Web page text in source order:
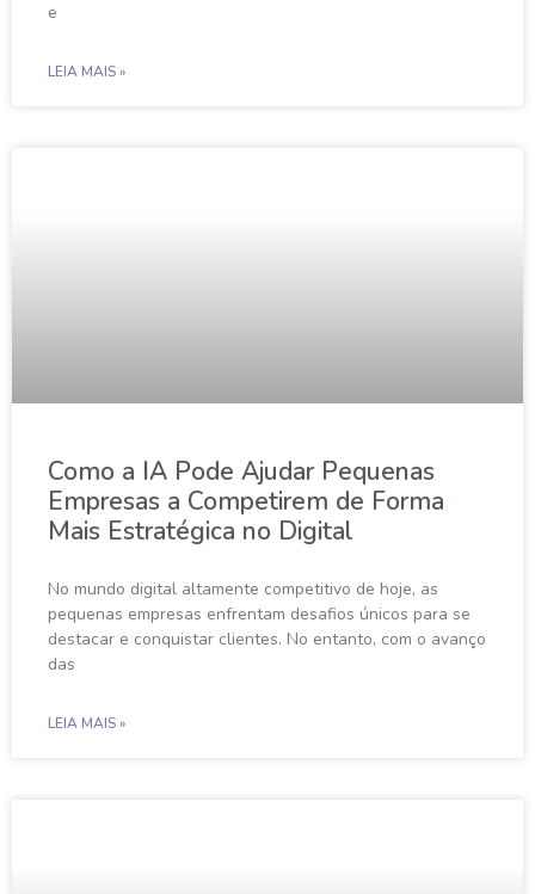
e
LEIA MAIS »
Como a IA Pode Ajudar Pequenas
Empresas a Competirem de Forma
Mais Estratégica no Digital
No mundo digital altamente competitivo de hoje, as
pequenas empresas enfrentam desafios únicos para se
destacar e conquistar clientes. No entanto, com o avanço
das
LEIA MAIS »